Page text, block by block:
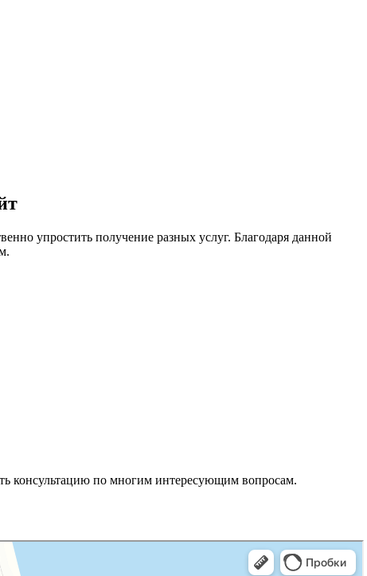
упростить получение разных услуг. Благодаря данной
консультацию по многим интересующим вопросам.